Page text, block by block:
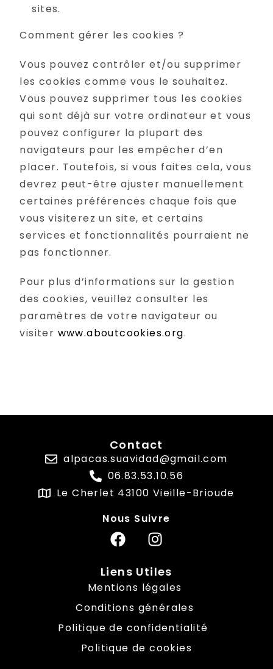
sites.
Comment gérer les cookies ?
Vous pouvez contrôler et/ou supprimer
les cookies comme vous le souhaitez.
Vous pouvez supprimer tous les cookies
qui sont déjà sur votre ordinateur et vous
pouvez configurer la plupart des
navigateurs pour les empêcher d’en
placer. Toutefois, si vous faites cela, vous
devrez peut-être ajuster manuellement
certaines préférences chaque fois que
vous visiterez un site, et certains
services et fonctionnalités pourraient ne
pas fonctionner.
Pour plus d’informations sur la gestion
des cookies, veuillez consulter les
paramètres de votre navigateur ou
visiter www.aboutcookies.org.
Contact
alpacas.suavidad@gmail.com
06.83.53.10.56
Le Cherlet 43100 Vieille-Brioude
Nous Suivre
Liens Utiles
Mentions légales
Conditions générales
Politique de confidentialité
Politique de cookies